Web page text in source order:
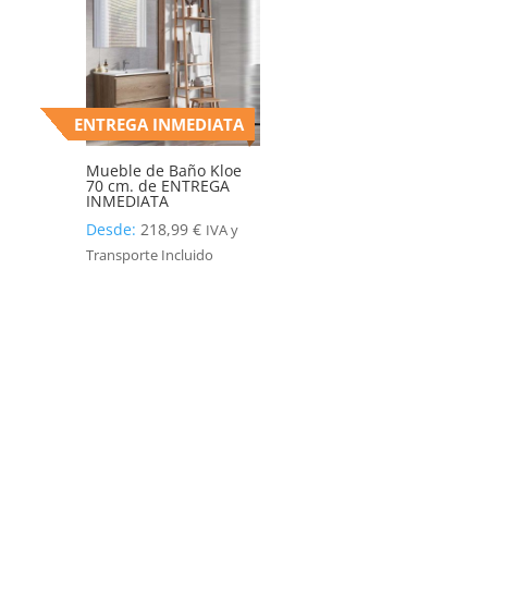
ENTREGA INMEDIATA
Mueble de Baño Kloe
70 cm. de ENTREGA
INMEDIATA
Desde:218,99€ IVA y
Transporte Incluido